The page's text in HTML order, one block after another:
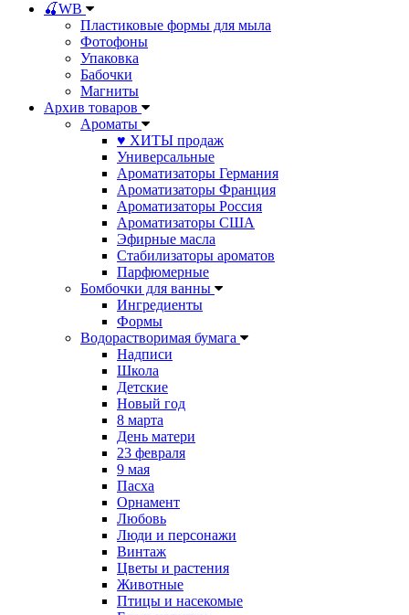
🍒WB
Пластиковые формы для мыла
Фотофоны
Упаковка
Бабочки
Магниты
Архив товаров
Ароматы
♥ ХИТЫ продаж
Универсальные
Ароматизаторы Германия
Ароматизаторы Франция
Ароматизаторы Россия
Ароматизаторы США
Эфирные масла
Стабилизаторы ароматов
Парфюмерные
Бомбочки для ванны
Ингредиенты
Формы
Водорастворимая бумага
Надписи
Школа
Детские
Новый год
8 марта
День матери
23 февраля
9 мая
Пасха
Орнамент
Любовь
Люди и персонажи
Винтаж
Цветы и растения
Животные
Птицы и насекомые